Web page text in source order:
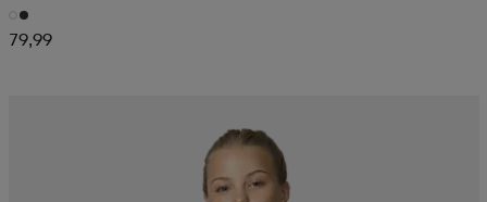
79,99